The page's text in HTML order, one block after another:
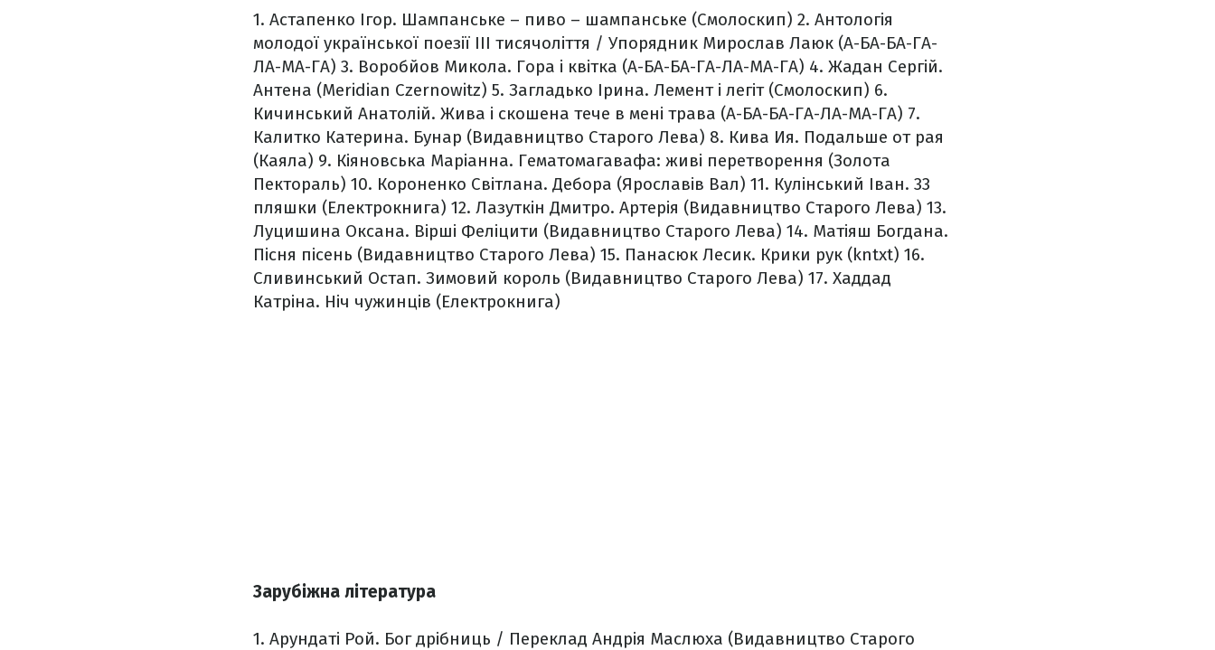
1. Астапенко Ігор. Шампанське – пиво – шампанське (Смолоскип) 2. Антологія
молодої української поезії ІІІ тисячоліття / Упорядник Мирослав Лаюк (А-БА-БА-ГА-
ЛА-МА-ГА) 3. Воробйов Микола. Гора і квітка (А-БА-БА-ГА-ЛА-МА-ГА) 4. Жадан Сергій.
Антена (Meridian Czernowitz) 5. Загладько Ірина. Лемент і легіт (Смолоскип) 6.
Кичинський Анатолій. Жива і скошена тече в мені трава (А-БА-БА-ГА-ЛА-МА-ГА) 7.
Калитко Катерина. Бунар (Видавництво Старого Лева) 8. Кива Ия. Подальше от рая
(Каяла) 9. Кіяновська Маріанна. Гематомагавафа: живі перетворення (Золота
Пектораль) 10. Короненко Світлана. Дебора (Ярославів Вал) 11. Кулінський Іван. 33
пляшки (Електрокнига) 12. Лазуткін Дмитро. Артерія (Видавництво Старого Лева) 13.
Луцишина Оксана. Вірші Феліцити (Видавництво Старого Лева) 14. Матіяш Богдана.
Пісня пісень (Видавництво Старого Лева) 15. Панасюк Лесик. Крики рук (kntxt) 16.
Сливинський Остап. Зимовий король (Видавництво Старого Лева) 17. Хаддад
Катріна. Ніч чужинців (Електрокнига)
Зарубіжна література
1. Арундаті Рой. Бог дрібниць / Переклад Андрія Маслюха (Видавництво Старого